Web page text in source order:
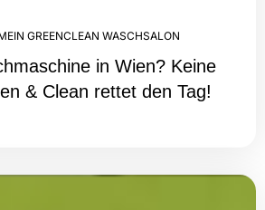
GREENCLEAN WASCHSALON
in Wien? Keine
& Clean rettet den Tag!